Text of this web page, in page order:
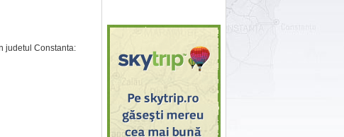
judetul Constanta: